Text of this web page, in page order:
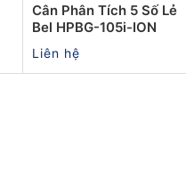
Cân Phân Tích 5 Số Lẻ
Bel HPBG-105i-ION
Liên hệ